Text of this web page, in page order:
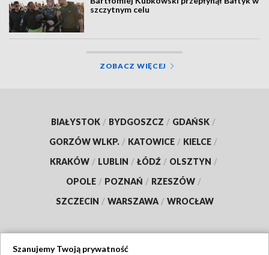
szczytnym celu
ZOBACZ WIĘCEJ
BIAŁYSTOK / BYDGOSZCZ / GDAŃSK /
GORZÓW WLKP. / KATOWICE / KIELCE /
KRAKÓW / LUBLIN / ŁÓDŹ / OLSZTYN /
OPOLE / POZNAŃ / RZESZÓW /
SZCZECIN / WARSZAWA / WROCŁAW
Szanujemy Twoją prywatność